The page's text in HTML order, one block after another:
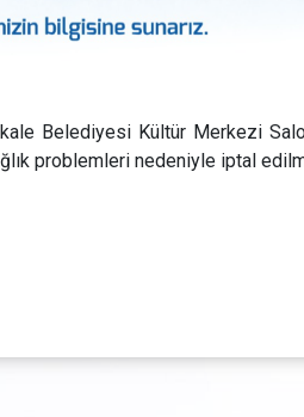
Belediyesi Kültür Merkezi
problemleri nedeniyle iptal